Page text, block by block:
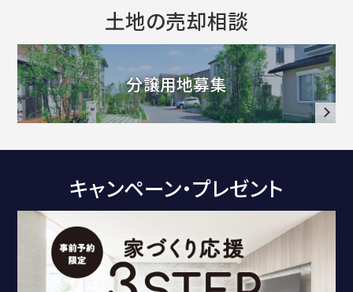
土地の売却相談
分譲用地募集
キャンペーン・プレゼント